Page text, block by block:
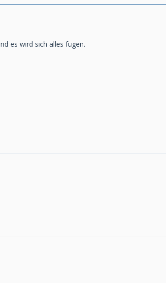
es wird sich alles fügen.